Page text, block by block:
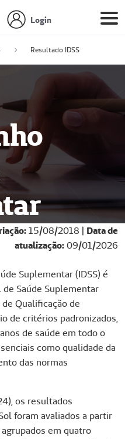
Login
Resultado IDSS
15/08/2018 | Data de
atualização:09/01/2026
Suplementar (IDSS) é
Saúde Suplementar
Qualificação de
de critérios padronizados,
de saúde em todo o
como qualidade da
das normas
os resultados
foram avaliados a partir
em quatro